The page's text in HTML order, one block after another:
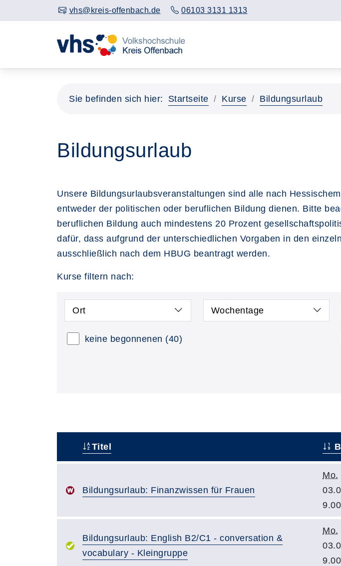
vhs@kreis-offenbach.de 06103 3131 1313
Sie befinden sich hier: Startseite Kurse Bildungsurlaub
Bildungsurlaub
Unsere Bildungsurlaubsveranstaltungen sind alle nach
entweder der politischen oder beruflichen Bildung dienen. Bitte
beruflichen Bildung auch mindestens 20 Prozent
dafür, dass aufgrund der unterschiedlichen Vorgaben in den
ausschließlich nach dem HBUG beantragt werden.
Kurse filtern nach:
Ort Wochentage
keine begonnenen (40)
Titel
Bildungsurlaub: Finanzwissen für Frauen
Mo.
Bildungsurlaub: English B2/C1 - conversation &
vocabulary - Kleingruppe
Mo.